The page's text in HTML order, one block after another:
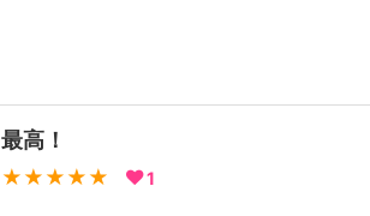
最高！
★★★★★ 1